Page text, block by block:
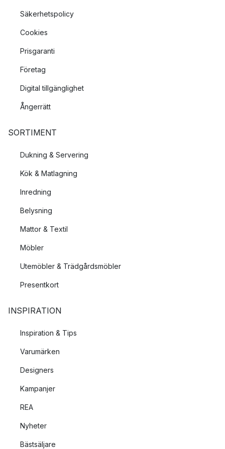
Säkerhetspolicy
Cookies
Prisgaranti
Företag
Digital tillgänglighet
Ångerrätt
SORTIMENT
Dukning & Servering
Kök & Matlagning
Inredning
Belysning
Mattor & Textil
Möbler
Utemöbler & Trädgårdsmöbler
Presentkort
INSPIRATION
Inspiration & Tips
Varumärken
Designers
Kampanjer
REA
Nyheter
Bästsäljare